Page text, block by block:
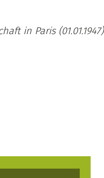
in Paris (01.01.1947)